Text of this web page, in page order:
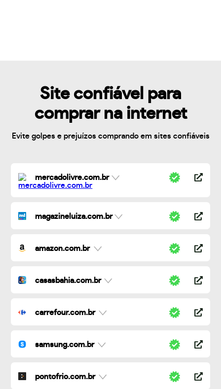
Site confiável para
comprar na internet
Evite golpes e prejuízos comprando em sites confiáveis
mercadolivre.com.br
magazineluiza.com.br
amazon.com.br
casasbahia.com.br
carrefour.com.br
samsung.com.br
pontofrio.com.br